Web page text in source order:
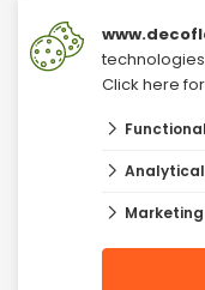
Großhandel für
Click here for
Functional
Analytical
Marketing